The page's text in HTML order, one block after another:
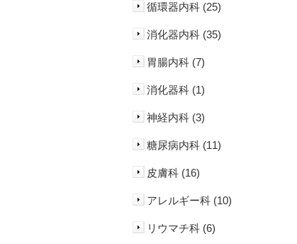
循環器内科 (25)
消化器内科 (35)
胃腸内科 (7)
消化器科 (1)
神経内科 (3)
糖尿病内科 (11)
皮膚科 (16)
アレルギー科 (10)
リウマチ科 (6)